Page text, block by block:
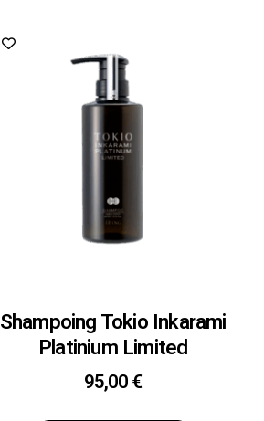
Shampoing Tokio Inkarami
Platinium Limited
95,00 €